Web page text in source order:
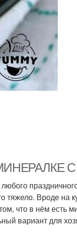
МИНЕРАЛКЕ
тяжело. Вроде на
что в нём есть
вариант для